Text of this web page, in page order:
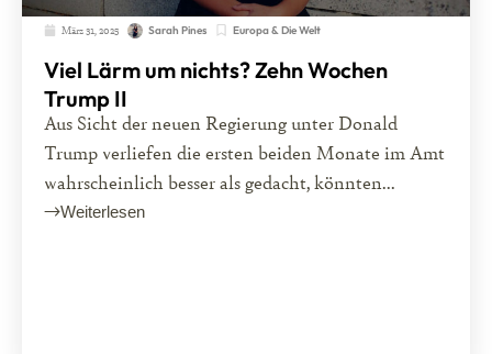
März 31, 2025 Sarah Pines Europa & Die Welt
Viel Lärm um nichts? Zehn Wochen
Trump II
Aus Sicht der neuen Regierung unter Donald
Trump verliefen die ersten beiden Monate im Amt
wahrscheinlich besser als gedacht, könnten...
Weiterlesen